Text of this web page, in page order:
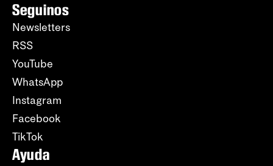
Seguinos
Newsletters
RSS
YouTube
WhatsApp
Instagram
Facebook
TikTok
Ayuda